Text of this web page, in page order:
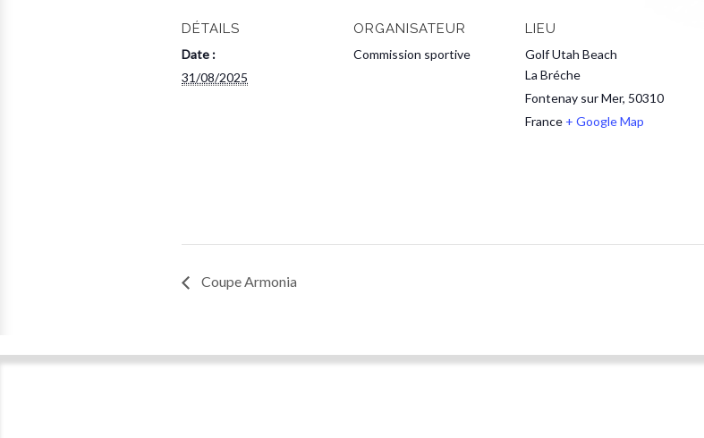
DÉTAILS
Date :
31/08/2025
ORGANISATEUR
Commission sportive
LIEU
Golf Utah Beach
La Bréche
Fontenay sur Mer, 50310
France + Google Map
Coupe Armonia